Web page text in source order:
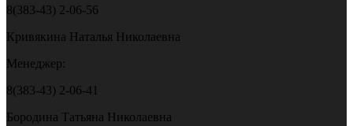
8(383-43) 2-06-56
Кривякина Наталья Николаевна
Менеджер:
8(383-43) 2-06-41
Бородина Татьяна Николаевна